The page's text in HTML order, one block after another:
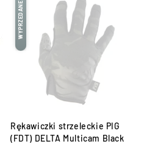
WYPRZEDANE
Rękawiczki strzeleckie PIG
(FDT) DELTA Multicam Black